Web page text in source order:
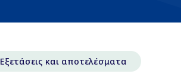
Εξετάσεις και αποτελέσματα